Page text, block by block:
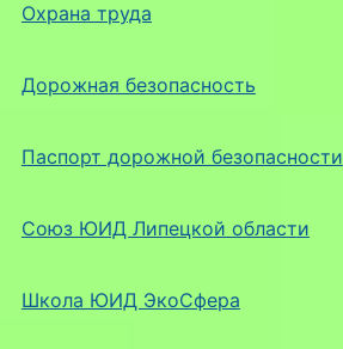
Охрана труда
Дорожная безопасность
Паспорт дорожной безопасности
Союз ЮИД Липецкой области
Школа ЮИД ЭкоСфера